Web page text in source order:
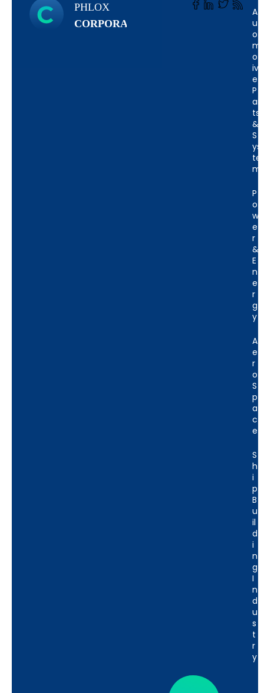
PHLOX
CORPORATE
A
Ut
O
M
Ot
Iv
E
P
Ar
Ts
&
S
Ys
Te
M
P
O
W
E
R
&
E
N
E
R
G
Y
A
E
R
O
S
P
A
C
E
S
H
I
P
B
U
Il
D
I
N
G
I
N
D
U
S
T
R
Y